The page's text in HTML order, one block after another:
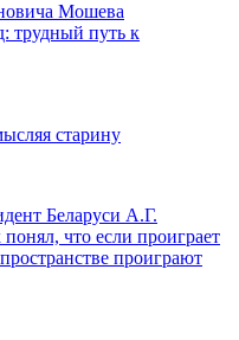
Мошева
трудный путь к
старину
Беларуси А.Г.
что если проиграет
проиграют